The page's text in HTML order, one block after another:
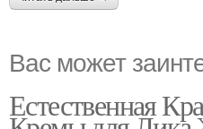
Вас может
Естественная